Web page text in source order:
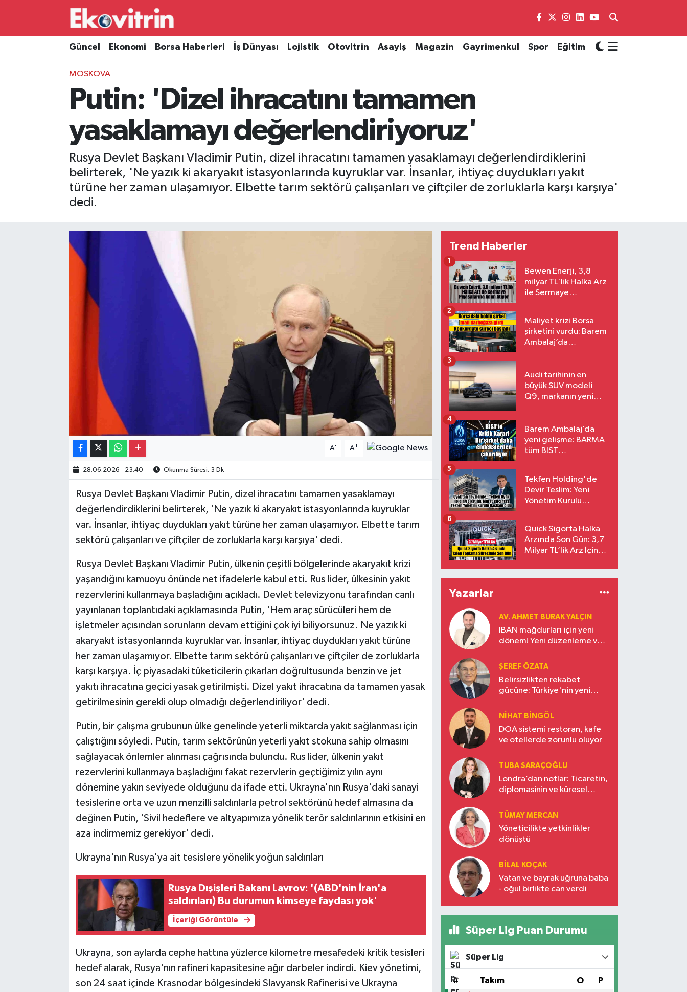
Güncel Ekonomi Borsa Haberleri İş Dünyası Lojistik Otovitrin Asayiş Magazin Gayrimenkul Spor Eğitim
MOSKOVA
Putin: 'Dizel ihracatını tamamen
yasaklamayı değerlendiriyoruz'
Rusya Devlet Başkanı Vladimir Putin, dizel ihracatını tamamen yasaklamayı değerlendirdiklerini
belirterek, 'Ne yazık ki akaryakıt istasyonlarında kuyruklar var. İnsanlar, ihtiyaç duydukları yakıt
türüne her zaman ulaşamıyor. Elbette tarım sektörü çalışanları ve çiftçiler de zorluklarla karşı karşıya'
dedi.
A- A+
28.06.2026 - 23:40 Okunma Süresi: 3 Dk
Rusya Devlet Başkanı Vladimir Putin, dizel ihracatını tamamen yasaklamayı
değerlendirdiklerini belirterek, 'Ne yazık ki akaryakıt istasyonlarında kuyruklar
var. İnsanlar, ihtiyaç duydukları yakıt türüne her zaman ulaşamıyor. Elbette tarım
sektörü çalışanları ve çiftçiler de zorluklarla karşı karşıya' dedi.
Rusya Devlet Başkanı Vladimir Putin, ülkenin çeşitli bölgelerinde akaryakıt krizi
yaşandığını kamuoyu önünde net ifadelerle kabul etti. Rus lider, ülkesinin yakıt
rezervlerini kullanmaya başladığını açıkladı. Devlet televizyonu tarafından canlı
yayınlanan toplantıdaki açıklamasında Putin, 'Hem araç sürücüleri hem de
işletmeler açısından sorunların devam ettiğini çok iyi biliyorsunuz. Ne yazık ki
akaryakıt istasyonlarında kuyruklar var. İnsanlar, ihtiyaç duydukları yakıt türüne
her zaman ulaşamıyor. Elbette tarım sektörü çalışanları ve çiftçiler de zorluklarla
karşı karşıya. İç piyasadaki tüketicilerin çıkarları doğrultusunda benzin ve jet
yakıtı ihracatına geçici yasak getirilmişti. Dizel yakıt ihracatına da tamamen yasak
getirilmesinin gerekli olup olmadığı değerlendiriliyor' dedi.
Putin, bir çalışma grubunun ülke genelinde yeterli miktarda yakıt sağlanması için
çalıştığını söyledi. Putin, tarım sektörünün yeterli yakıt stokuna sahip olmasını
sağlayacak önlemler alınması çağrısında bulundu. Rus lider, ülkenin yakıt
rezervlerini kullanmaya başladığını fakat rezervlerin geçtiğimiz yılın aynı
dönemine yakın seviyede olduğunu da ifade etti. Ukrayna'nın Rusya'daki sanayi
tesislerine orta ve uzun menzilli saldırılarla petrol sektörünü hedef almasına da
değinen Putin, 'Sivil hedeflere ve altyapımıza yönelik terör saldırılarının etkisini en
aza indirmemiz gerekiyor' dedi.
Ukrayna'nın Rusya'ya ait tesislere yönelik yoğun saldırıları
Rusya Dışişleri Bakanı Lavrov: '(ABD'nin İran'a
saldırıları) Bu durumun kimseye faydası yok'
İçeriği Görüntüle
Ukrayna, son aylarda cephe hattına yüzlerce kilometre mesafedeki kritik tesisleri
hedef alarak, Rusya'nın rafineri kapasitesine ağır darbeler indirdi. Kiev yönetimi,
son 24 saat içinde Krasnodar bölgesindeki Slavyansk Rafinerisi ve Ukrayna
Trend Haberler
Bewen Enerji, 3,8
milyar TL'lik Halka Arz
ile Sermaye
1
Maliyet krizi Borsa
şirketini vurdu: Barem
Ambalaj’da
2
Audi tarihinin en
büyük SUV modeli
Q9, markanın yeni
3
Barem Ambalaj’da
yeni gelişme: BARMA
tüm BIST
4
Tekfen Holding'de
Devir Teslim: Yeni
Yönetim Kurulu
5
Quick Sigorta Halka
Arzında Son Gün: 3,7
Milyar TL’lik Arz İçin
Eriyor
6
Yazarlar
AV. AHMET BURAK YALÇIN
IBAN mağdurları için yeni
dönem! Yeni düzenleme ve
ŞEREF ÖZATA
Belirsizlikten rekabet
gücüne: Türkiye'nin yeni
NIHAT BINGÖL
DOA sistemi restoran, kafe
ve otellerde zorunlu oluyor
TUBA SARAÇOĞLU
Londra’dan notlar: Ticaretin,
diplomasinin ve küresel
Türkiye’nin yükselen gücü
TÜMAY MERCAN
Yöneticilikte yetkinlikler
dönüştü
BILAL KOÇAK
Vatan ve bayrak uğruna baba
- oğul birlikte can verdi
Süper Lig Puan Durumu
Süper Lig
# Takım O P
Güncel
Borsa Haberleri
Gayrimenkul
Hava Durumu
Süper Lig Puan Durumu ve Fikstür
Son Dakika Haberleri
Haber Arşivi